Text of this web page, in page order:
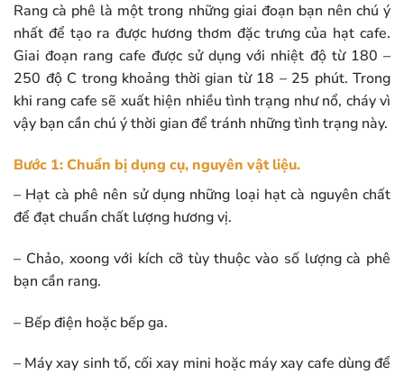
Rang cà phê là một trong những giai đoạn bạn nên chú ý
nhất để tạo ra được hương thơm đặc trưng của hạt cafe.
Giai đoạn rang cafe được sử dụng với nhiệt độ từ 180 –
250 độ C trong khoảng thời gian từ 18 – 25 phút. Trong
khi rang cafe sẽ xuất hiện nhiều tình trạng như nổ, cháy vì
vậy bạn cần chú ý thời gian để tránh những tình trạng này.
Bước 1: Chuẩn bị dụng cụ, nguyên vật liệu.
– Hạt cà phê nên sử dụng những loại hạt cà nguyên chất
để đạt chuẩn chất lượng hương vị.
– Chảo, xoong với kích cỡ tùy thuộc vào số lượng cà phê
bạn cần rang.
– Bếp điện hoặc bếp ga.
– Máy xay sinh tố, cối xay mini hoặc máy xay cafe dùng để